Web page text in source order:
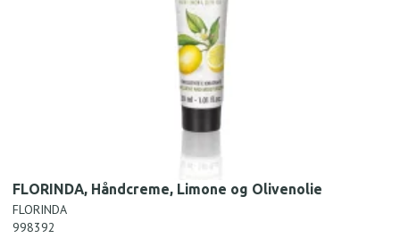
FLORINDA, Håndcreme, Limone og Olivenolie
FLORINDA
998392